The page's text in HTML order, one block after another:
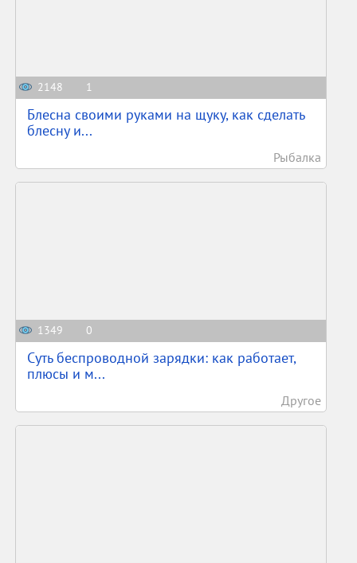
2148 1
Блесна своими руками на щуку, как сделать
блесну и...
Рыбалка
1349 0
Суть беспроводной зарядки: как работает,
плюсы и м...
Другое